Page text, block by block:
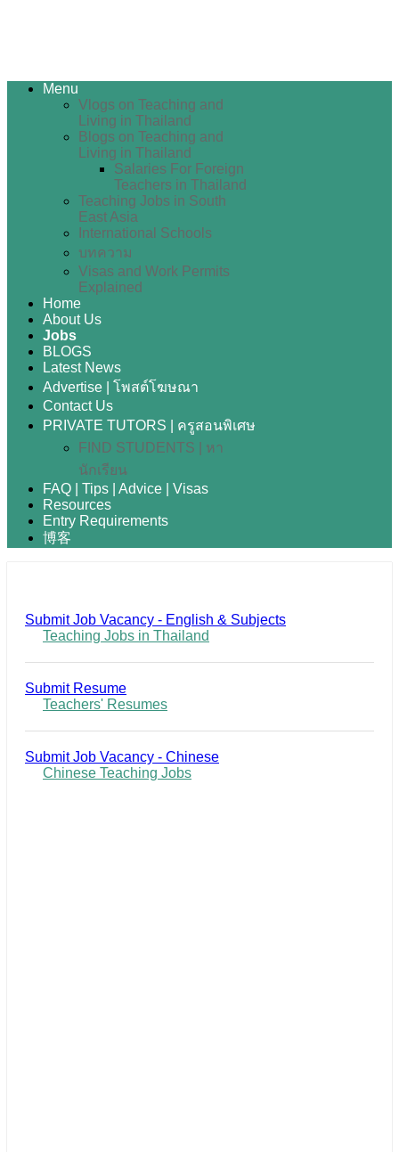
Menu
Vlogs on Teaching and
Living in Thailand
Blogs on Teaching and
Living in Thailand
Salaries For Foreign
Teachers in Thailand
Teaching Jobs in South
East Asia
International Schools
บทความ
Visas and Work Permits
Explained
Home
About Us
Jobs
BLOGS
Latest News
Advertise | โพสต์โฆษณา
Contact Us
PRIVATE TUTORS | ครูสอนพิเศษ
FIND STUDENTS | หา
นักเรียน
FAQ | Tips | Advice | Visas
Resources
Entry Requirements
博客
Submit Job Vacancy - English & Subjects
Teaching Jobs in Thailand
Submit Resume
Teachers' Resumes
Submit Job Vacancy - Chinese
Chinese Teaching Jobs